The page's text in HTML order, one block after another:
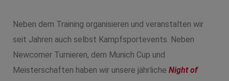
Neben dem Training organisieren und veranstalten wir
seit Jahren auch selbst Kampfsportevents. Neben
Newcomer Turnieren, dem Munich Cup und
Meisterschaften haben wir unsere jährliche Night of